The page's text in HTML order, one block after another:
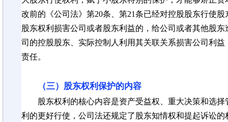
改前的《公司法》第20条、第21条已经对控股股东行使
股东权利损害公司或者股东利益的，给公司或者其他股
司的控股股东、实际控制人利用其关联关系损害公司利
责任。
（三）股东权利保护的内容
股东权利的核心内容是资产受益权、重大决策和选
利的更好行使，公司法还规定了股东知情权和提起诉讼的